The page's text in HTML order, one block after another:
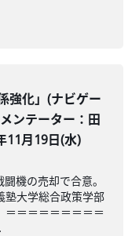
強化」(ナビゲー
ンテーター：田
11月19日(水)
機の売却で合意。
塾大学総合政策学部
＝＝＝＝＝＝＝＝